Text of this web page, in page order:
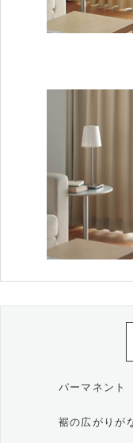
パーマネント
裾の広がりが